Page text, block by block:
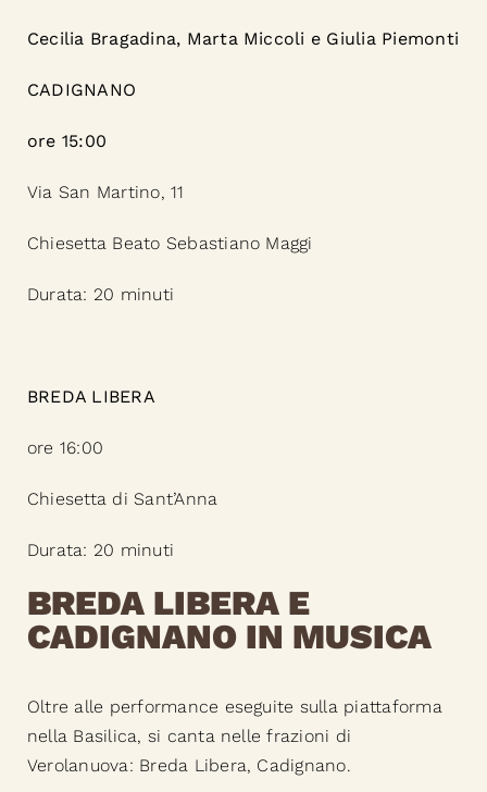
Cecilia Bragadina, Marta Miccoli e Giulia Piemonti
CADIGNANO
ore 15:00
Via San Martino, 11
Chiesetta Beato Sebastiano Maggi
Durata: 20 minuti
BREDA LIBERA
ore 16:00
Chiesetta di Sant’Anna
Durata: 20 minuti
BREDA LIBERA E
CADIGNANO IN MUSICA
Oltre alle performance eseguite sulla piattaforma
nella Basilica, si canta nelle frazioni di
Verolanuova: Breda Libera, Cadignano.